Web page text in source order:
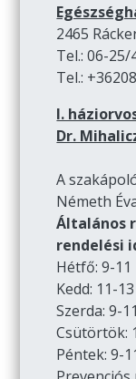
2465
Tel.: 06-25/
Tel.:
I.
Dr.
A
Németh
Általános
rendelési
Hétfő: 9-11
Kedd: 11-13
Szerda: 9-11
Csütörtök:
Péntek: 9-